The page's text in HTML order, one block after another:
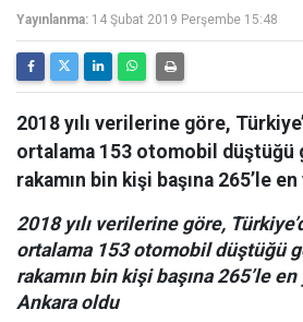
Yayınlanma: 14 Şubat 2019 Perşembe 15:48
2018 yılı verilerine göre,
ortalama 153 otomobil düştüğü
rakamın bin kişi başına 265’le
2018 yılı verilerine göre,
ortalama 153 otomobil düştüğü
rakamın bin kişi başına 265’le
Ankara oldu